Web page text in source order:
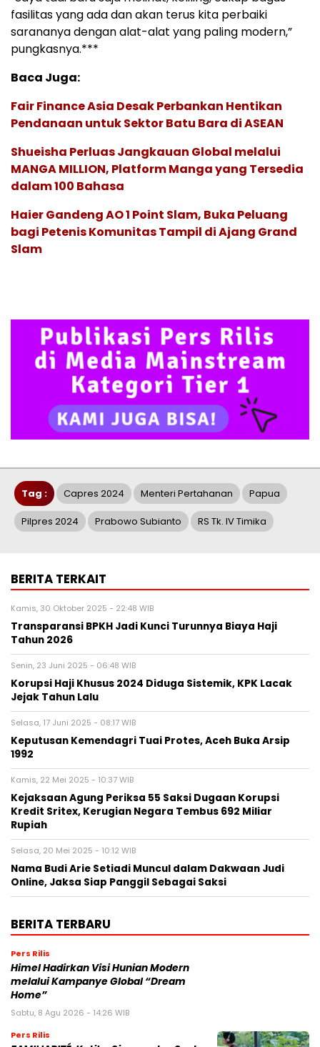
fasilitas yang ada dan akan terus kita perbaiki
sarananya dengan alat-alat yang paling modern,”
pungkasnya.***
Baca Juga:
Fair Finance Asia Desak Perbankan Hentikan
Pendanaan untuk Sektor Batu Bara di ASEAN
Shueisha Perluas Jangkauan Global melalui
MANGA MILLION, Platform Manga yang Tersedia
dalam 100 Bahasa
Haier Gandeng AO 1 Point Slam, Buka Peluang
bagi Petenis Komunitas Tampil di Ajang Grand
Slam
Tag : Capres 2024 Menteri Pertahanan Papua
Pilpres 2024 Prabowo Subianto RS Tk. IV Timika
BERITA TERKAIT
Kamis, 30 Oktober 2025 - 22:48 WIB
Transparansi BPKH Jadi Kunci Turunnya Biaya Haji
Tahun 2026
Senin, 23 Juni 2025 - 06:48 WIB
Korupsi Haji Khusus 2024 Diduga Sistemik, KPK Lacak
Jejak Tahun Lalu
Selasa, 17 Juni 2025 - 08:17 WIB
Keputusan Kemendagri Tuai Protes, Aceh Buka Arsip
1992
Kamis, 22 Mei 2025 - 10:37 WIB
Kejaksaan Agung Periksa 55 Saksi Dugaan Korupsi
Kredit Sritex, Kerugian Negara Tembus 692 Miliar
Rupiah
Selasa, 20 Mei 2025 - 10:12 WIB
Nama Budi Arie Setiadi Muncul dalam Dakwaan Judi
Online, Jaksa Siap Panggil Sebagai Saksi
BERITA TERBARU
Pers Rilis
Himel Hadirkan Visi Hunian Modern
melalui Kampanye Global “Dream
Home”
Sabtu, 8 Agu 2026 - 14:26 WIB
Pers Rilis